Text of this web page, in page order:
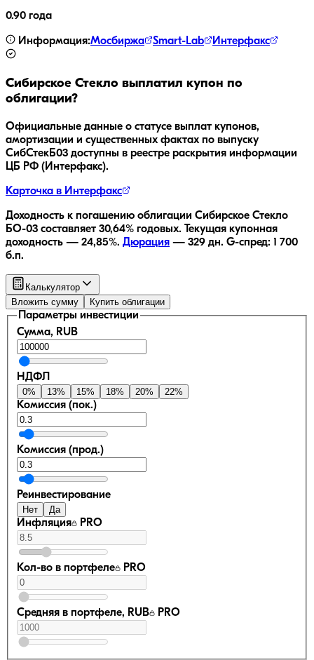
0.90 года
Информация:Мосбиржа Smart-Lab Интерфакс
Сибирское Стекло выплатил купон по
облигации?
Официальные данные о статусе выплат купонов,
амортизации и существенных фактах по выпуску
СибСтекБ03 доступны в реестре раскрытия информации
ЦБ РФ (Интерфакс).
Карточка в Интерфакс
Доходность к погашению облигации Сибирское Стекло
БО-03 составляет 30,64% годовых. Текущая купонная
доходность — 24,85%. Дюрация — 329 дн. G-спред: 1 700
б.п.
Калькулятор
Вложить сумму
Купить облигации
Параметры инвестиции
Сумма, RUB
НДФЛ
0% 13% 15% 18% 20% 22%
Комиссия (пок.)
Комиссия (прод.)
Реинвестирование
Нет Да
Инфляция PRO
Кол-во в портфеле PRO
Средняя в портфеле, RUB PRO